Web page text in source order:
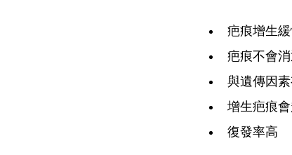
疤痕增生緩
疤痕不會消
與遺傳因
增生疤痕
復發率高